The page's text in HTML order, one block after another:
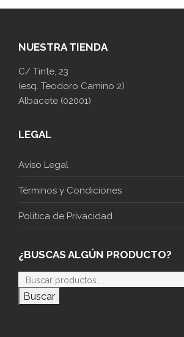
NUESTRA TIENDA
C/ Tinte, 23
(esq. Teodoro Camino 2)
Albacete (02001)
LEGAL
Aviso Legal
Términos y Condiciones
Politica de Privacidad
¿BUSCAS ALGÚN PRODUCTO?
Buscar